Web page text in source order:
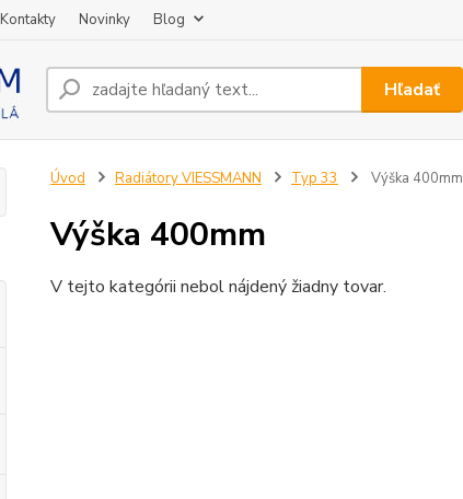
Kontakty Novinky Blog
Hľadať
Úvod Radiátory VIESSMANN Typ 33 Výška 400mm
Výška 400mm
V tejto kategórii nebol nájdený žiadny tovar.